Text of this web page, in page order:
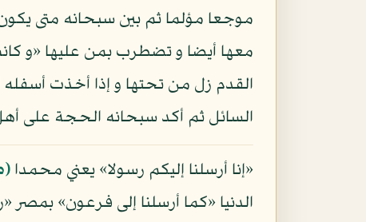
موجعا مؤلما ثم بين سبحانه متى
معها أيضا و تضطرب بمن عليها «و
القدم زل من تحتها و إذا أخذت أسفله
السائل ثم أكد سبحانه الحجة على
«إنا أرسلنا إليكم رسولا» يعني محمدا
الدنيا «كما أرسلنا إلى فرعون»